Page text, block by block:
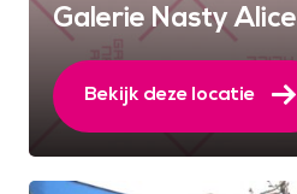
Galerie Nasty Alice
Bekijk deze locatie